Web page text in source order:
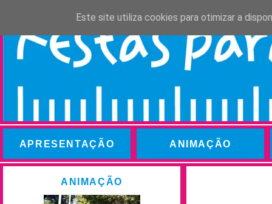
APRESENTAÇÃO ANIMAÇÃO
ANIMAÇÃO
Este site utiliza cookies para otimizar a